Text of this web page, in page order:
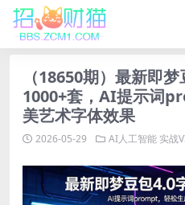
（18650期）最新即
1000+套，AI提示词
美艺术字体效果
2026-05-29 AI人工智能 实战